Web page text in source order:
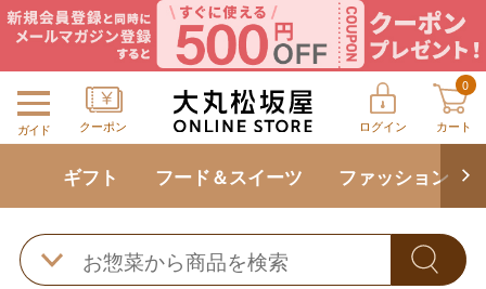
ガイド クーポン ログイン
0
カート
ギフト フード＆スイーツ ファッション